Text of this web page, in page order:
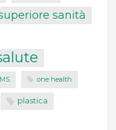
sanità
one health
plastica